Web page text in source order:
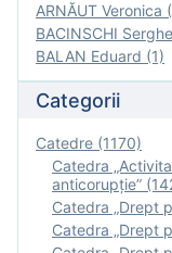
ARNĂUT Veronica
BACINSCHI
BALAN Eduard (1)
Categorii
Catedre (1170)
Catedra
anticorupție”
Catedra „Drept
Catedra „Drept